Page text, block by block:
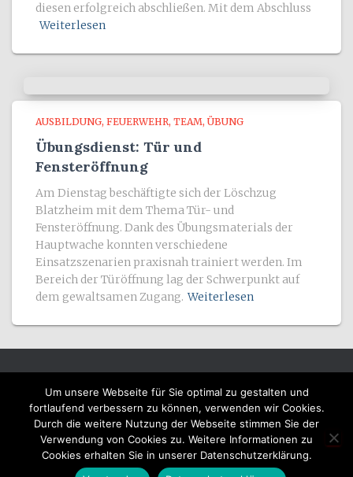
diesen erfolgreich abschließen. Mit dem Abschluss
Weiterlesen
AUSBILDUNG FEUERWEHR TEAM ÜBUNG
Übungsdienst: Tür und
Fensteröffnung
Am Dienstag beschäftigte sich der Löschzug
Blatzheim mit dem Thema Tür- und
Fensteröffnung. Dank des Übungsmaterials der
Hauptwache konnten verschiedene
Einsatzszenarien praxisnah trainiert werden. Im
Bereich der Türöffnung lag der Schwerpunkt auf
dem gewaltsamen Zugang. Weiterlesen
HOME DATENSCHUTZ IMPRESSUM
AUFNAHMEFORMULAR SATZUNG SPONSOREN
Hestia | Entwickelt vonThemeIsle
Um unsere Webseite für Sie optimal zu gestalten und
fortlaufend verbessern zu können, verwenden wir Cookies.
Durch die weitere Nutzung der Webseite stimmen Sie der
Verwendung von Cookies zu. Weitere Informationen zu
Cookies erhalten Sie in unserer Datenschutzerklärung.